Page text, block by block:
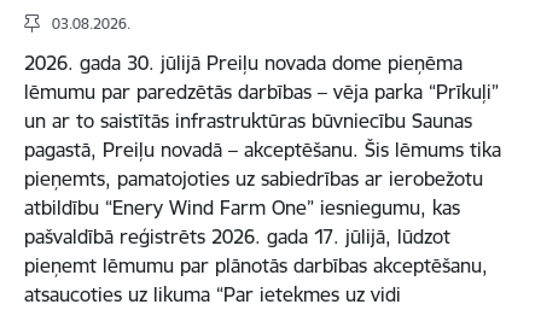
03.08.2026.
2026. gada 30. jūlijā Preiļu novada dome pieņēma
lēmumu par paredzētās darbības – vēja parka “Prīkuļi”
un ar to saistītās infrastruktūras būvniecību Saunas
pagastā, Preiļu novadā – akceptēšanu. Šis lēmums tika
pieņemts, pamatojoties uz sabiedrības ar ierobežotu
atbildību “Enery Wind Farm One” iesniegumu, kas
pašvaldībā reģistrēts 2026. gada 17. jūlijā, lūdzot
pieņemt lēmumu par plānotās darbības akceptēšanu,
atsaucoties uz likuma “Par ietekmes uz vidi